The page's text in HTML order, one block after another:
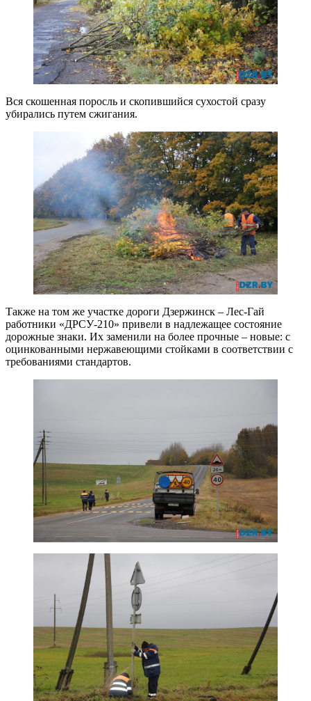
Вся скошенная поросль и скопившийся сухостой сразу
убирались путем сжигания.
Также на том же участке дороги Дзержинск – Лес-Гай
работники «ДРСУ-210» привели в надлежащее состояние
дорожные знаки. Их заменили на более прочные – новые: с
оцинкованными нержавеющими стойками в соответствии с
требованиями стандартов.